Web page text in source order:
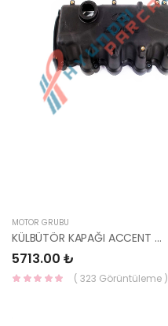
MOTOR GRUBU
KÜLBÜTÖR KAPAĞI ACCENT 95-00 22410-22030-YS
5713.00 ₺
( 323 Görüntüleme )